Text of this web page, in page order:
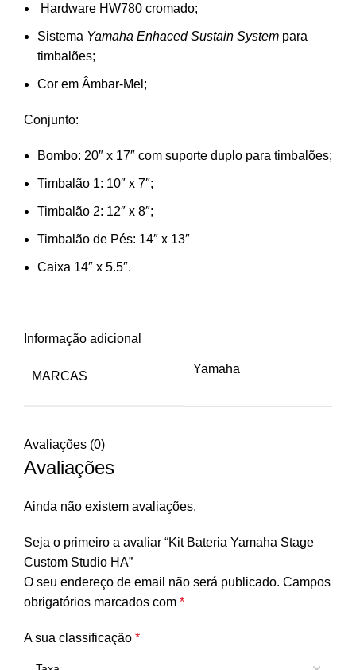
Hardware HW780 cromado;
Sistema Yamaha Enhaced Sustain System para
timbalões;
Cor em Âmbar-Mel;
Conjunto:
Bombo: 20″ x 17″ com suporte duplo para timbalões;
Timbalão 1: 10″ x 7″;
Timbalão 2: 12″ x 8″;
Timbalão de Pés: 14″ x 13″
Caixa 14″ x 5.5″.
Informação adicional
MARCAS
Yamaha
Avaliações (0)
Avaliações
Ainda não existem avaliações.
Seja o primeiro a avaliar “Kit Bateria Yamaha Stage
Custom Studio HA”
O seu endereço de email não será publicado. Campos
obrigatórios marcados com *
A sua classificação *